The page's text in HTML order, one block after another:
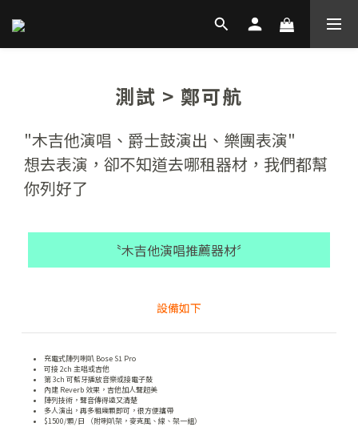
測試 > 鄭可航
"木吉他演唱、爵士鼓演出、樂團表演"
想去表演，卻不知道去哪租器材，我們都幫
你列好了
〝木吉他演唱推薦器材〞​
設備如下
充電式陣列喇叭 Bose S1 Pro
可接 2ch 主唱或吉他
第 3ch 可藍牙播放音樂或接電子鼓
內建 Reverb 效果，吉他加人聲超美
陣列技術，聲音傳得遠又清楚
多人演出，再多租幾顆即可，很方便攜帶
$1500/顆/日 （附喇叭架，麥克風、線、架一組）